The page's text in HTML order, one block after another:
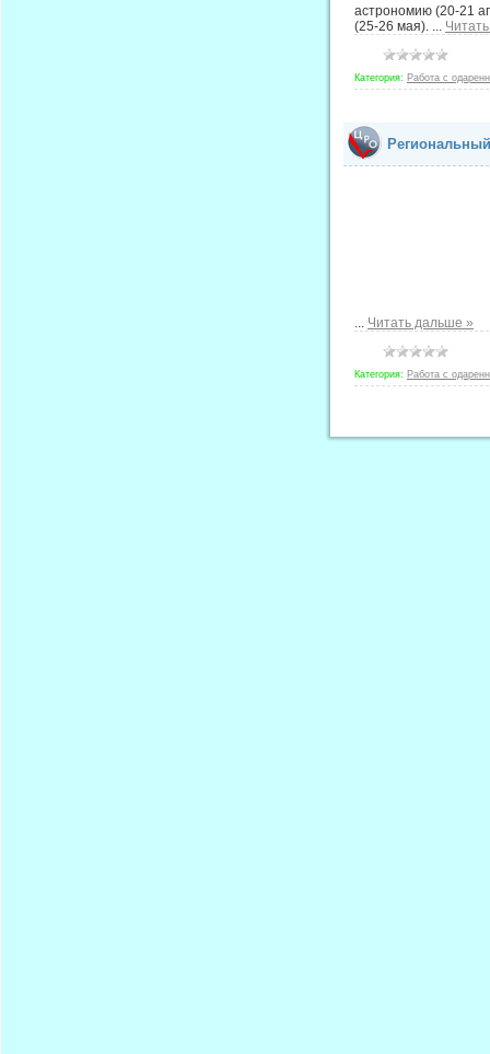
астрономию (20-21
(25-26 мая). ...
Категория: Работа с
... Читать дальше »
Категория: Работа с